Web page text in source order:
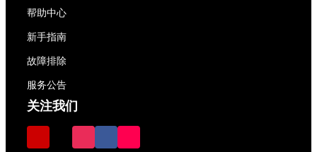
帮助中心
新手指南
故障排除
服务公告
关注我们